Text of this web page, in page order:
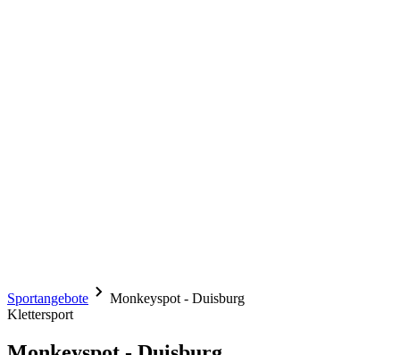
Sportangebote
Monkeyspot - Duisburg
Klettersport